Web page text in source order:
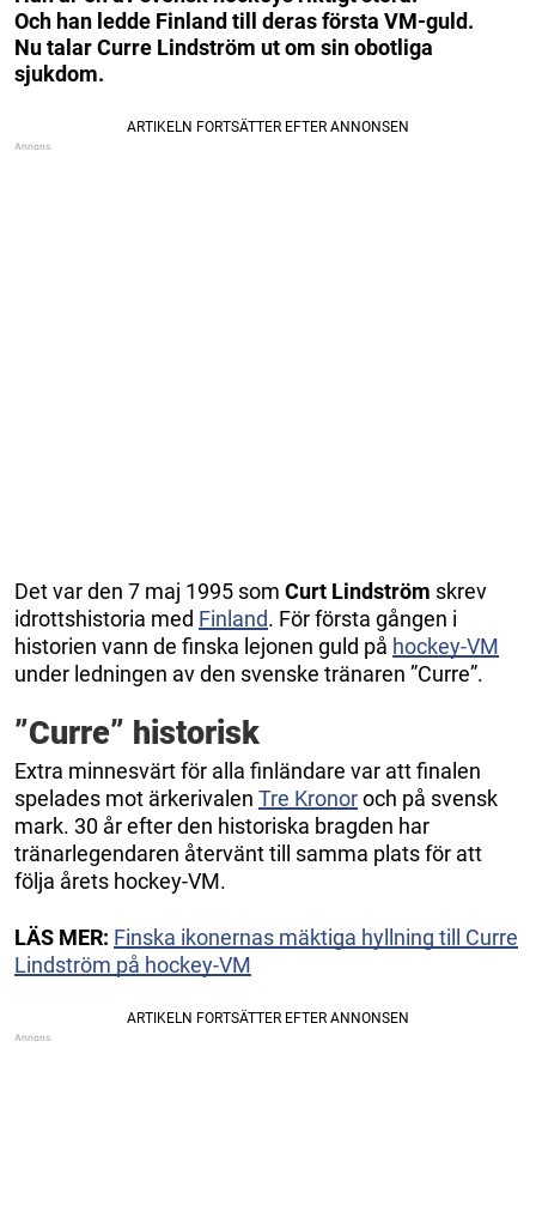
Och han ledde Finland till deras första VM-guld.
Nu talar Curre Lindström ut om sin obotliga
sjukdom.
Det var den 7 maj 1995 som Curt Lindström skrev
idrottshistoria med Finland. För första gången i
historien vann de finska lejonen guld på hockey-VM
under ledningen av den svenske tränaren ”Curre”.
”Curre” historisk
Extra minnesvärt för alla finländare var att finalen
spelades mot ärkerivalen Tre Kronoroch på svensk
mark. 30 år efter den historiska bragden har
tränarlegendaren återvänt till samma plats för att
följa årets hockey-VM.
LÄS MER: Finska ikonernas mäktiga hyllning till Curre
Lindström på hockey-VM